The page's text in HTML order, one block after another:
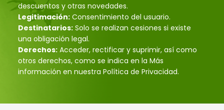
descuentos y otras novedades.
Legitimación: Consentimiento del usuario.
Destinatarios: Solo se realizan cesiones si existe
una obligación legal.
Derechos: Acceder, rectificar y suprimir, así como
otros derechos, como se indica en la Más
información en nuestra Política de Privacidad.